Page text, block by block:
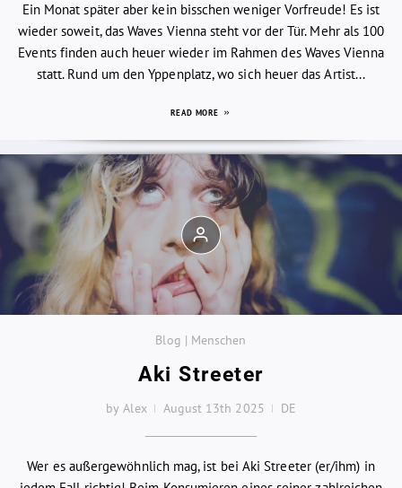
Ein Monat später aber kein bisschen weniger Vorfreude! Es ist
wieder soweit, das Waves Vienna steht vor der Tür. Mehr als 100
Events finden auch heuer wieder im Rahmen des Waves Vienna
statt. Rund um den Yppenplatz, wo sich heuer das Artist...
READ MORE
Blog | Menschen
Aki Streeter
by Alex August 13th 2025 DE
Wer es außergewöhnlich mag, ist bei Aki Streeter (er/ihm) in